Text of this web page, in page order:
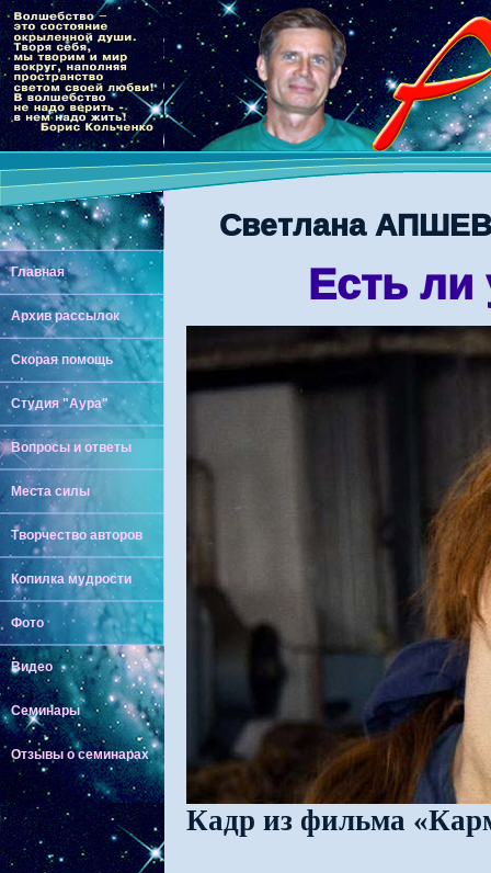
Главная
Архив рассылок
Скорая помощь
Студия "Аура"
Вопросы и ответы
Места силы
Творчество авторов
Копилка мудрости
Фото
Видео
Семинары
Отзывы о семинарах
Светлана
Есть ли
Кадр из фильма